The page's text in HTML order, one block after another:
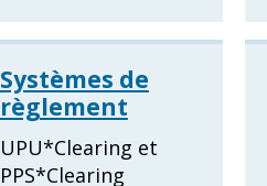
Systèmes de
règlement
UPU*Clearing et
PPS*Clearing